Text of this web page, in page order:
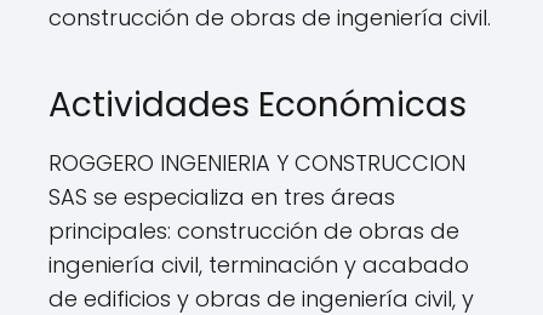
construcción de obras de ingeniería civil.
Actividades Económicas
ROGGERO INGENIERIA Y CONSTRUCCION
SAS se especializa en tres áreas
principales: construcción de obras de
ingeniería civil, terminación y acabado
de edificios y obras de ingeniería civil, y